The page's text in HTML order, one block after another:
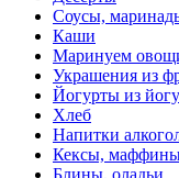
Соусы,
Каши
Маринуем
Украшения из
Йогурты из
Хлеб
Напитки
Кексы,
Блины, оладьи